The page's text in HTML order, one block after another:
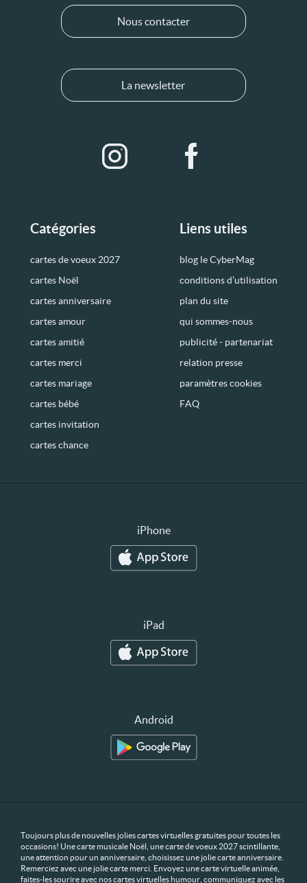
Catégories
cartes de voeux 2027
cartes Noël
cartes anniversaire
cartes amour
cartes amitié
cartes merci
cartes mariage
cartes bébé
cartes invitation
cartes chance
Liens utiles
blog le CyberMag
conditions d’utilisation
plan du site
qui sommes-nous
publicité - partenariat
relation presse
paramètres cookies
FAQ
Nous contacter
La newsletter
iPhone
iPad
Android
Toujours plus de nouvelles jolies cartes virtuelles gratuites pour toutes les
occasions! Une carte musicale Noël, une carte de voeux 2027 scintillante,
une attention pour un anniversaire, choisissez une jolie carte anniversaire.
Remerciez avec une jolie carte merci. Envoyez une carte virtuelle animée,
faites-les sourire avec nos cartes virtuelles humour, communiquez avec les